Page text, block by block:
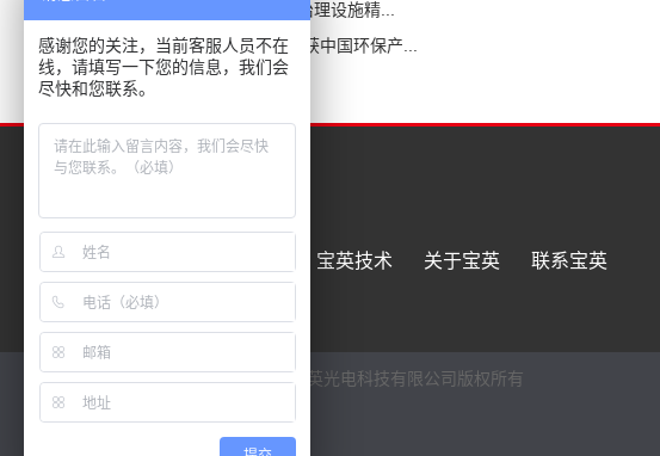
宝英科技推出VOCs治理设施精...
下一篇:
上海宝英光电科技荣获中国环保产...
新闻中心 宝英技术 关于宝英 联系宝英
Copyright©2019-2024 上海宝英光电科技有限公司版权所有
感谢您的关注，当前客服人员不在
线，请填写一下您的信息，我们会
尽快和您联系。